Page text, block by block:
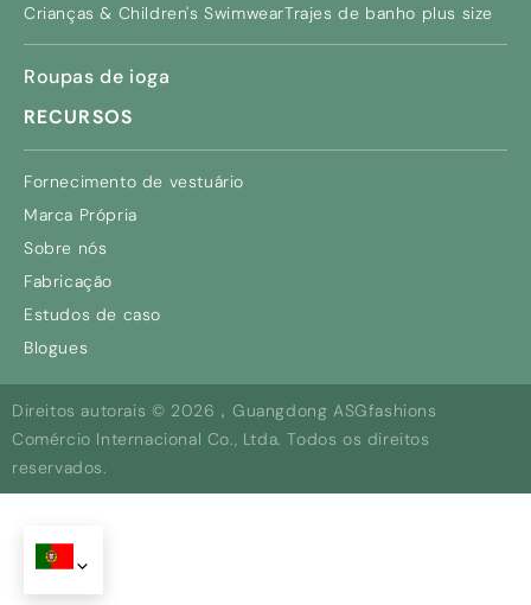
Crianças & Children's SwimwearTrajes de banho plus size
Roupas de ioga
RECURSOS
Fornecimento de vestuário
Marca Própria
Sobre nós
Fabricação
Estudos de caso
Blogues
Direitos autorais © 2026，Guangdong ASGfashions
Comércio Internacional Co., Ltda. Todos os direitos
reservados.